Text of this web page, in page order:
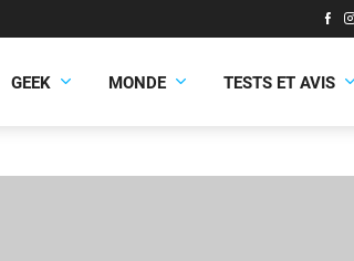
GEEK MONDE TESTS ET AVIS